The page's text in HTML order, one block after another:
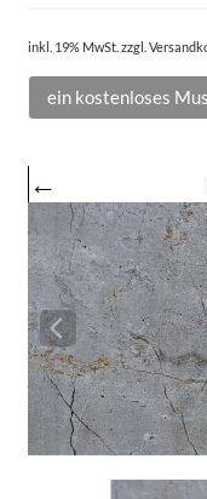
inkl. 19% MwSt. zzgl.
ein kostenloses
←